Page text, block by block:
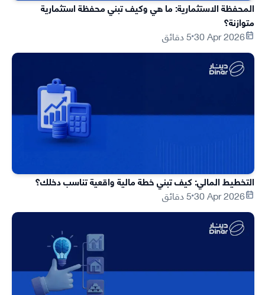
المحفظة الاستثمارية: ما هي وكيف تبني محفظة استثمارية
متوازنة؟
30 Apr 20265 دقائق
التخطيط المالي: كيف تبني خطة مالية واقعية تناسب دخلك؟
30 Apr 20265 دقائق